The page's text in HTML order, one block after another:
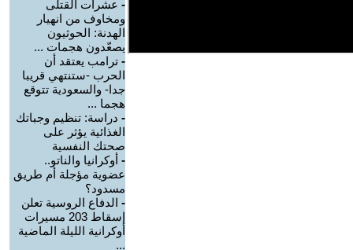
- عشرات القتلى
ومخاوف من انهيار
الهدنة: الحوثيون
يصعّدون هجمات ...
- ترامب يعتقد أن
الحرب -ستنتهي قريبا
جدا- والسعودية تتوقع
هجما ...
- دراسة: تنظيم وجباتك
الغذائية يؤثر على
صحتك النفسية
- أوكرانيا والناتو..
عضوية مؤجلة أم طريق
مسدود؟
- الدفاع الروسية تعلن
إسقاط 203 مسيرات
أوكرانية الليلة الماضية
...